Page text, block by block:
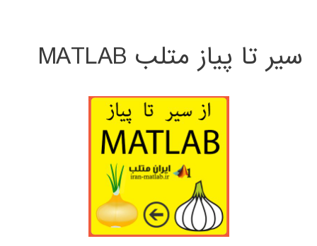
سیر تا پیاز متلب MATLAB